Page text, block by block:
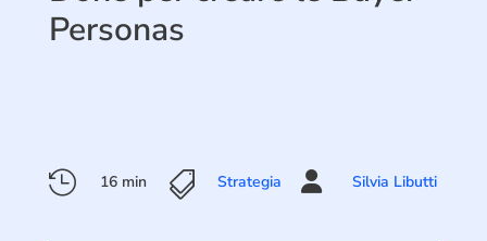
Personas
 16 min  Strategia  Silvia Libutti